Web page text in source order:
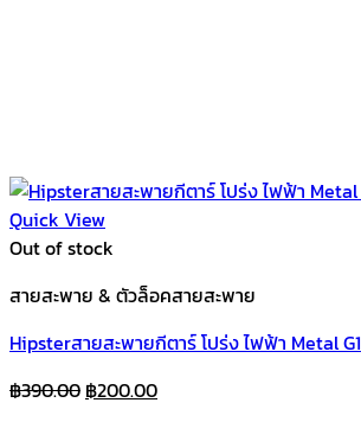
Quick View
Out of stock
สายสะพาย & ตัวล็อคสายสะพาย
Hipsterสายสะพายกีตาร์ โปร่ง ไฟฟ้า Metal G1
฿390.00 Original
฿200.00Current